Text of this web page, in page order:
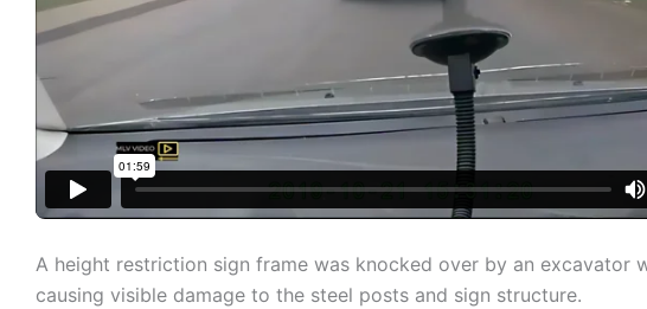
A height restriction sign frame was knocked over by an excavator
causing visible damage to the steel posts and sign structure.